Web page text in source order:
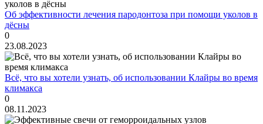
Об эффективности лечения пародонтоза при помощи уколов в
дёсны
0
23.08.2023
Всё, что вы хотели узнать, об использовании Клайры во время
климакса
0
08.11.2023